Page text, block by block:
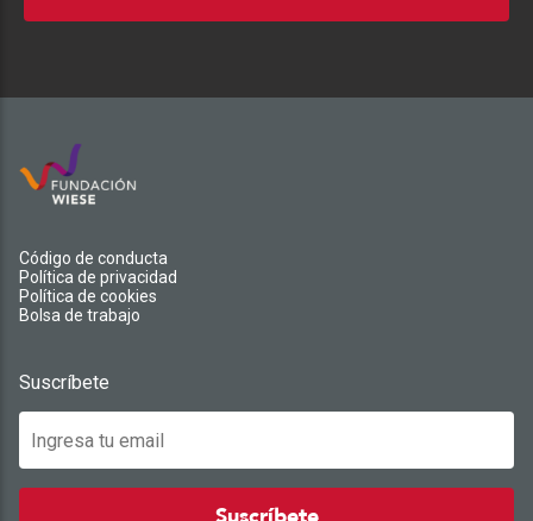
Código de conducta
Política de privacidad
Política de cookies
Bolsa de trabajo
Suscríbete